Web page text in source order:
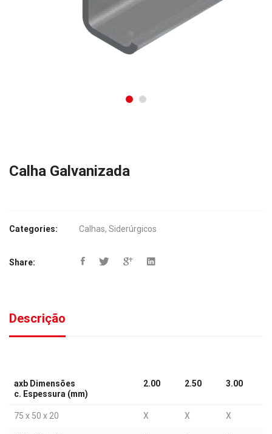
Calha Galvanizada
Categories: Calhas, Siderúrgicos
Share:
Descrição
axb Dimensões
c. Espessura (mm)
2.00 2.50 3.00
75 x 50 x 20 X X X